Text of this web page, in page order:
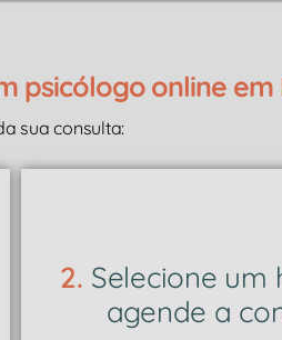
psicólogo online em
sua consulta:
2. Selecione um
agende a